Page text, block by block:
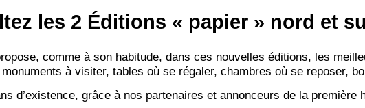
les 2 Éditions « papier » nord et
comme à son habitude, dans ces nouvelles éditions, les
à visiter, tables où se régaler, chambres où se reposer,
d’existence, grâce à nos partenaires et annonceurs de la première